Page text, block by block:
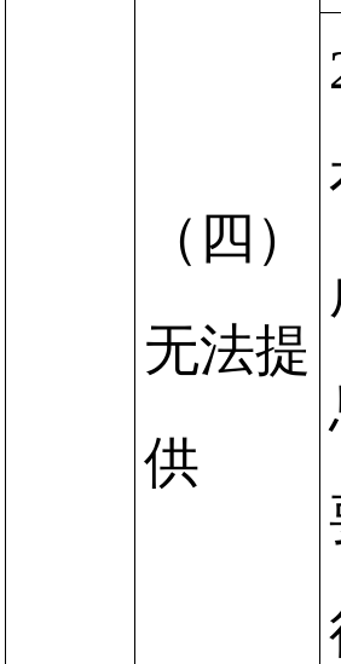
（四）
无法提
供